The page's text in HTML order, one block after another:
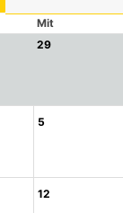
Mit
29
5
12